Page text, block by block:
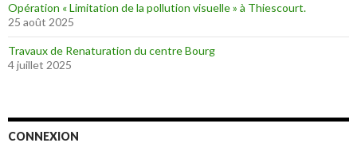
Opération « Limitation de la pollution visuelle » à Thiescourt.
25 août 2025
Travaux de Renaturation du centre Bourg
4 juillet 2025
CONNEXION